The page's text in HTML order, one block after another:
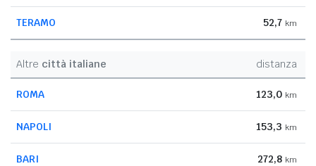
TERAMO 52,7 km
Altre città italiane distanza
ROMA 123,0 km
NAPOLI 153,3 km
BARI 272,8 km